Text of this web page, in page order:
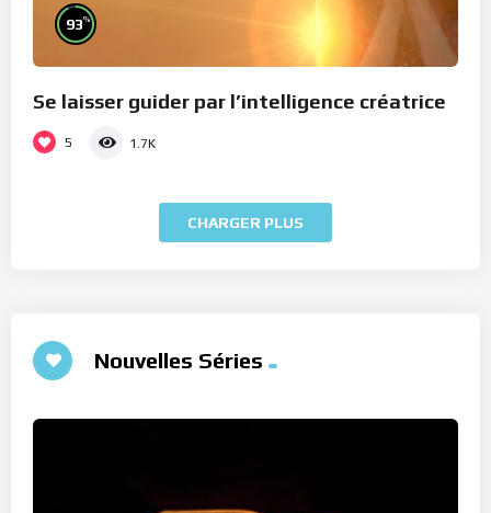
93%
Se laisser guider par l’intelligence créatrice
5 1.7K
CHARGER PLUS
Nouvelles Séries